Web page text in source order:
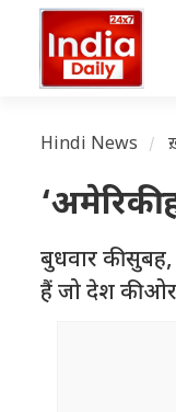
Hindi News
बुधवार की
हैं जो देश की